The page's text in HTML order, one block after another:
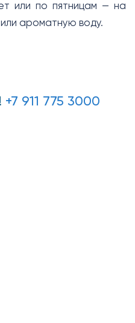
или по пятницам — на
ароматную воду.
+7 911 775 3000